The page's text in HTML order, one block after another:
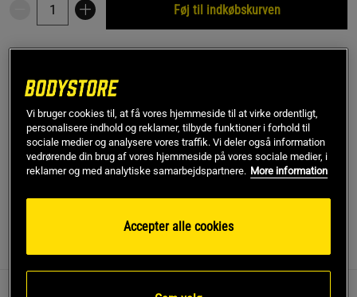
Føj til indkøbskurven
SKU #A1700-08 | EAN7350096051299
En klassisk yogamåtte fra Yogiraj, der passer lige godt til
begyndere som til erfarne yogier. All-round-måtten er også
meget populær på yogastudier.
Information
Vi bruger cookies til, at få vores hjemmeside til at virke ordentligt,
personalisere indhold og reklamer, tilbyde funktioner i forhold til
sociale medier og analysere vores traffik. Vi deler også information
vedrørende din brug af vores hjemmeside på vores sociale medier, i
reklamer og med analytiske samarbejdspartnere. More information
Accepter alle cookies